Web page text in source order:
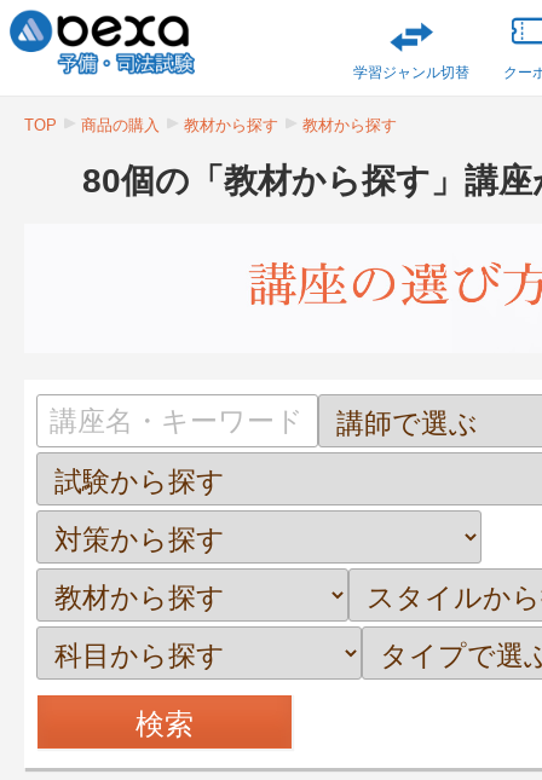
学習ジャンル切替 クー
TOP 商品の購入 教材から探す 教材から探す
80個の「教材から探す」講